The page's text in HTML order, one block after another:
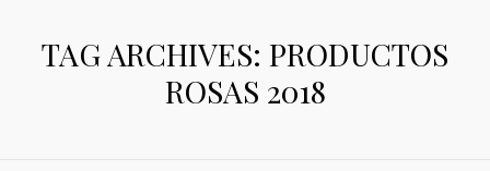
TAG ARCHIVES: PRODUCTOS
ROSAS 2018